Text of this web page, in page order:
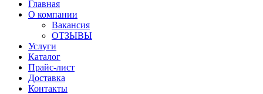
Главная
О компании
Вакансия
ОТЗЫВЫ
Услуги
Каталог
Прайс-лист
Доставка
Контакты